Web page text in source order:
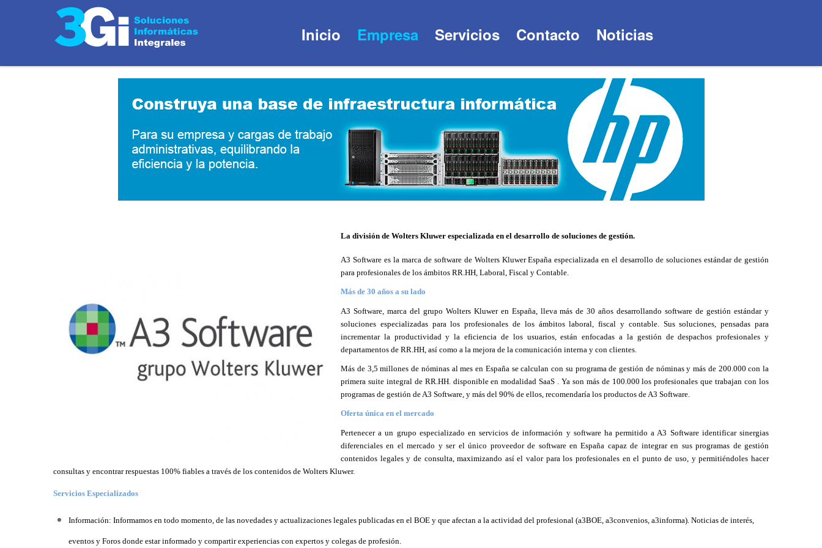
Inicio Empresa Servicios Contacto Noticias
La división de Wolters Kluwer especializada en el desarrollo de soluciones de gestión.
A3 Software es la marca de software de Wolters Kluwer España especializada en el desarrollo de soluciones estándar de gestión
para profesionales de los ámbitos RR.HH, Laboral, Fiscal y Contable.
Más de 30 años a su lado
A3 Software, marca del grupo Wolters Kluwer en España, lleva más de 30 años desarrollando software de gestión estándar y
soluciones especializadas para los profesionales de los ámbitos laboral, fiscal y contable. Sus soluciones, pensadas para
incrementar la productividad y la eficiencia de los usuarios, están enfocadas a la gestión de despachos profesionales y
departamentos de RR.HH, así como a la mejora de la comunicación interna y con clientes.
Más de 3,5 millones de nóminas al mes en España se calculan con su programa de gestión de nóminas y más de 200.000 con la
primera suite integral de RR.HH. disponible en modalidad SaaS . Ya son más de 100.000 los profesionales que trabajan con los
programas de gestión de A3 Software, y más del 90% de ellos, recomendaría los productos de A3 Software.
Oferta única en el mercado
Pertenecer a un grupo especializado en servicios de información y software ha permitido a A3 Software identificar sinergias
diferenciales en el mercado y ser el único proveedor de software en España capaz de integrar en sus programas de gestión
contenidos legales y de consulta, maximizando así el valor para los profesionales en el punto de uso, y permitiéndoles hacer
consultas y encontrar respuestas 100% fiables a través de los contenidos de Wolters Kluwer.
Servicios Especializados
Información: Informamos en todo momento, de las novedades y actualizaciones legales publicadas en el BOE y que afectan a la actividad del profesional (a3BOE, a3convenios, a3informa). Noticias de interés,
eventos y Foros donde estar informado y compartir experiencias con expertos y colegas de profesión.